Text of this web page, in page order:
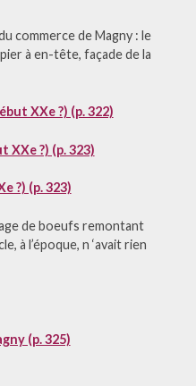
commerce de Magny : le
à en-tête, façade de la
XXe ?) (p. 322)
XXe ?) (p. 323)
?) (p. 323)
de boeufs remontant
à l’époque, n ‘avait rien
(p. 325)